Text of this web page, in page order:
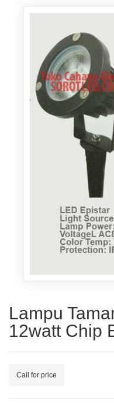
Lampu
12watt Chip
Call for price